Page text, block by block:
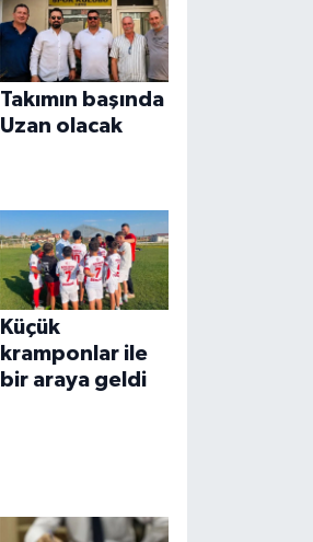
Takımın başında
Uzan olacak
Küçük
kramponlar ile
bir araya geldi